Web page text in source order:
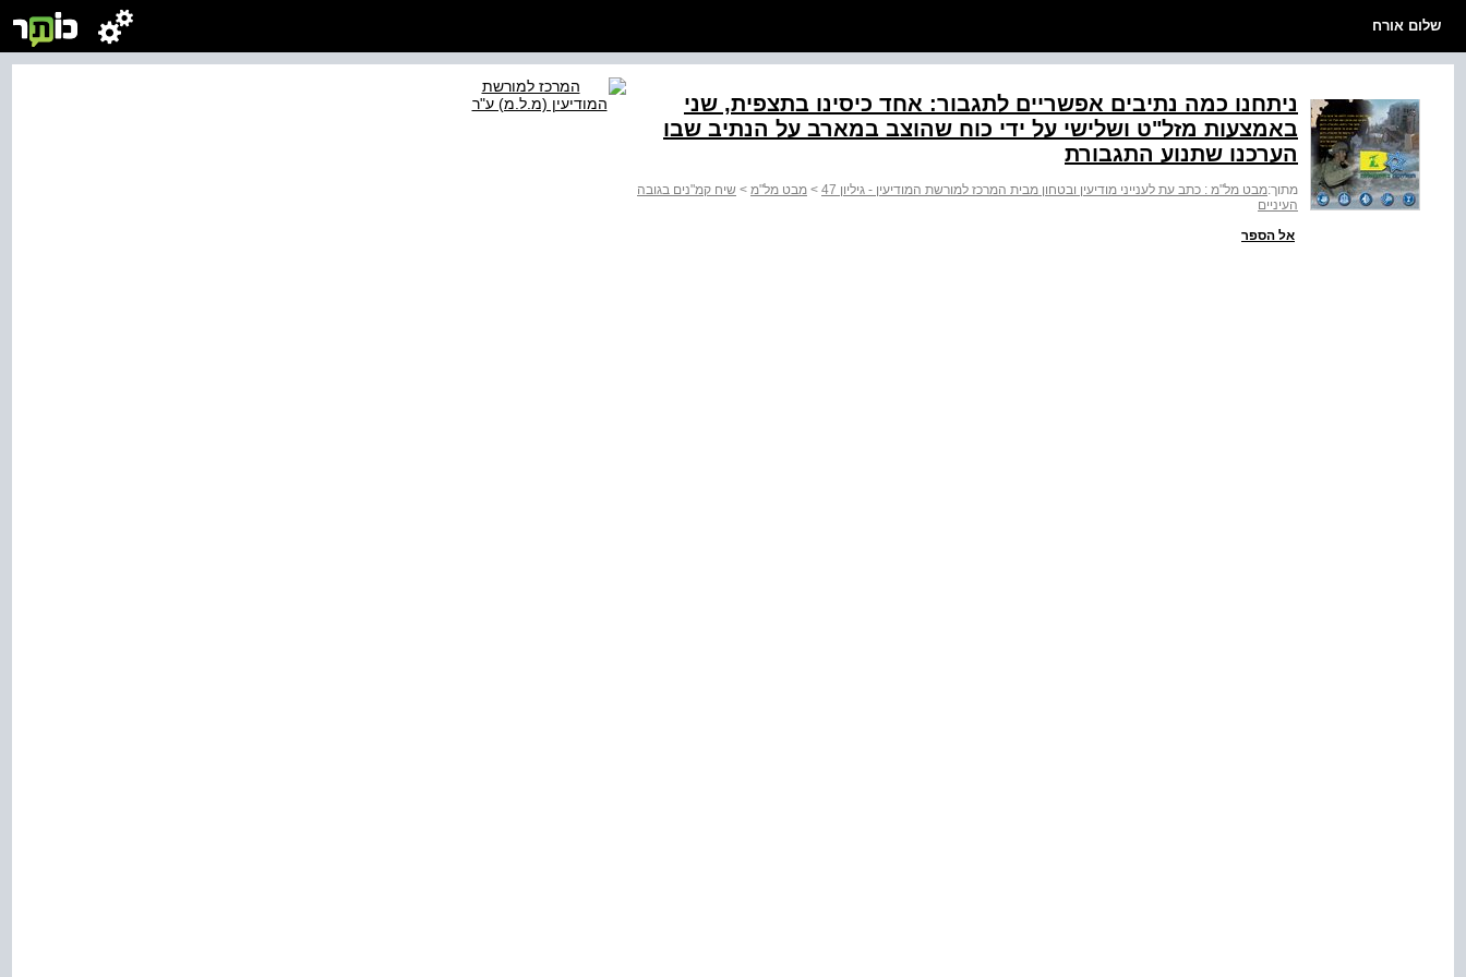
שלום אורח
ניתחנו כמה נתיבים אפשריים לתגבור: אחד כיסינו בתצפית, שני
באמצעות מזל"ט ושלישי על ידי כוח שהוצב במארב על הנתיב שבו
הערכנו שתנוע התגבורת
מתוך:מבט מל"מ : כתב עת לענייני מודיעין ובטחון מבית המרכז למורשת המודיעין - גיליון 47 > מבט מל"מ > שיח קמ"נים בגובה
העיניים
אל הספר